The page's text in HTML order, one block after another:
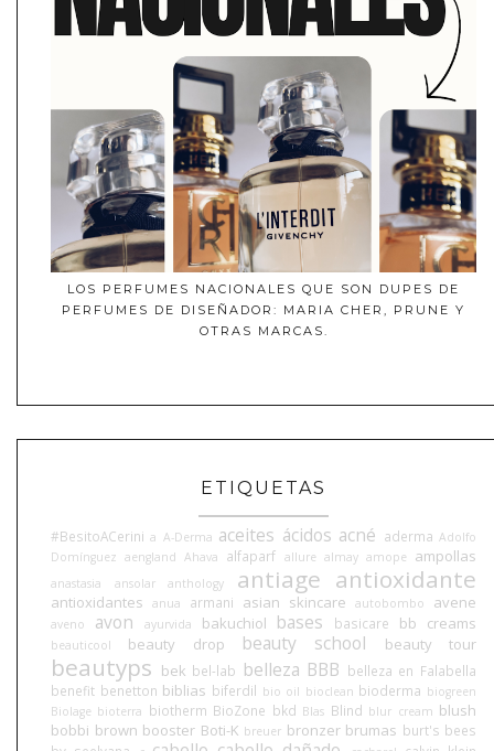
LOS PERFUMES NACIONALES QUE SON DUPES DE
PERFUMES DE DISEÑADOR: MARIA CHER, PRUNE Y
OTRAS MARCAS.
ETIQUETAS
#BesitoACerini a A-Derma aceites ácidos acné aderma Adolfo
Domínguez aengland Ahava alfaparf allure almay amope ampollas
anastasia ansolar anthology antiage antioxidante
antioxidantes anua armani asian skincare autobombo avene
aveno avon ayurvida bakuchiol bases basicare bb creams
beauticool beauty drop beauty school beauty tour
beautyps bek bel-lab belleza BBB belleza en Falabella
benefit benetton biblias biferdil bio oil bioclean bioderma biogreen
Biolage bioterra biotherm BioZone bkd Blas Blind blur cream blush
bobbi brown booster Boti-K breuer bronzer brumas burt's bees